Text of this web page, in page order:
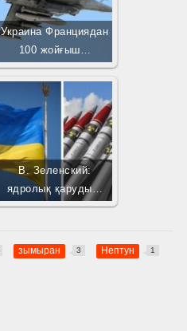
Украина Франциядан
100 жойғыш…
В. Зеленский:
ядролық қаруды…
зымыран 3 Нептун 1